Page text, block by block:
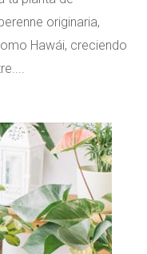
originaria,
Hawái, creciendo